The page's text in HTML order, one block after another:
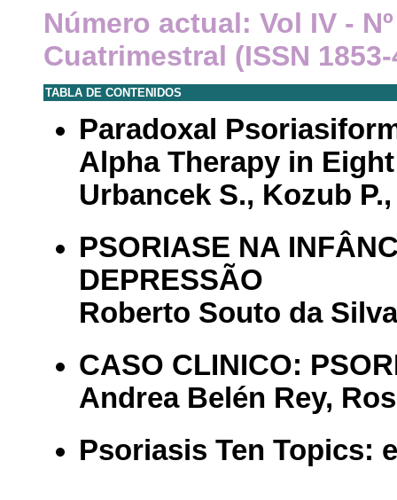
Número actual: Vol IV -
Cuatrimestral (ISSN
TABLA DE CONTENIDOS
Paradoxal
Alpha Therapy in
Urbancek S., Kozub
PSORIASE NA
DEPRESSÃO
Roberto Souto da
CASO CLINICO:
Andrea Belén Rey,
Psoriasis Ten Topics: